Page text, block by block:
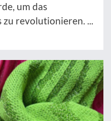
um das
zu revolutionieren. ...